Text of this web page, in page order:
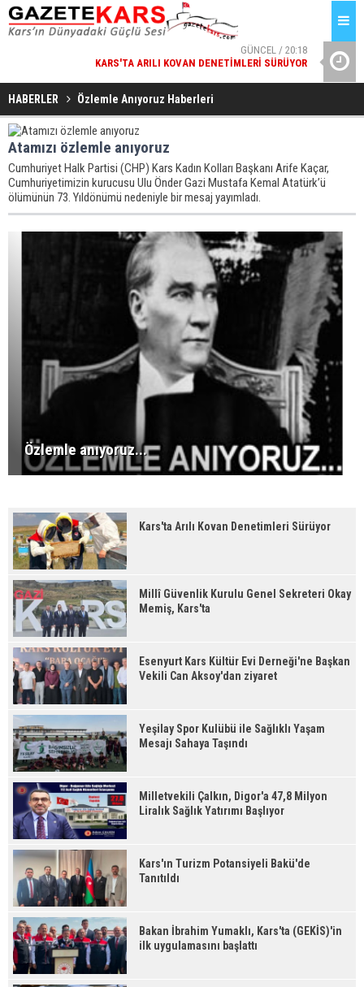
KARS'TA ARILI KOVAN DENETIMLERI SÜRÜYOR
HABERLER Özlemle Anıyoruz Haberleri
Atamızı özlemle anıyoruz
Cumhuriyet Halk Partisi (CHP) Kars Kadın Kolları Başkanı Arife Kaçar,
Cumhuriyetimizin kurucusu Ulu Önder Gazi Mustafa Kemal Atatürk’ü
ölümünün 73. Yıldönümü nedeniyle bir mesaj yayımladı.
Özlemle anıyoruz...
Kars'ta Arılı Kovan Denetimleri Sürüyor
Millî Güvenlik Kurulu Genel Sekreteri Okay
Memiş, Kars'ta
Esenyurt Kars Kültür Evi Derneği'ne Başkan
Vekili Can Aksoy'dan ziyaret
Yeşilay Spor Kulübü ile Sağlıklı Yaşam
Mesajı Sahaya Taşındı
Milletvekili Çalkın, Digor'a 47,8 Milyon
Liralık Sağlık Yatırımı Başlıyor
Kars'ın Turizm Potansiyeli Bakü'de
Tanıtıldı
Bakan İbrahim Yumaklı, Kars'ta (GEKİS)'in
ilk uygulamasını başlattı